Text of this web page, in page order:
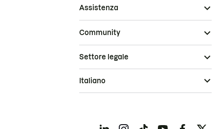
Assistenza
Community
Settore legale
Italiano